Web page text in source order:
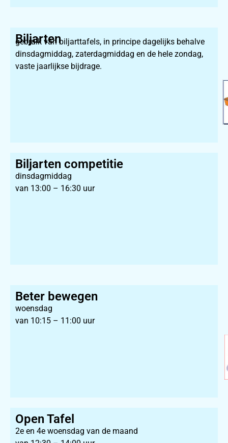
Biljarten
gebruik van biljarttafels, in principe dagelijks behalve
dinsdagmiddag, zaterdagmiddag en de hele zondag,
vaste jaarlijkse bijdrage.
Biljarten competitie
dinsdagmiddag
van 13:00 – 16:30 uur
Beter bewegen
woensdag
van 10:15 – 11:00 uur
Open Tafel
2e en 4e woensdag van de maand